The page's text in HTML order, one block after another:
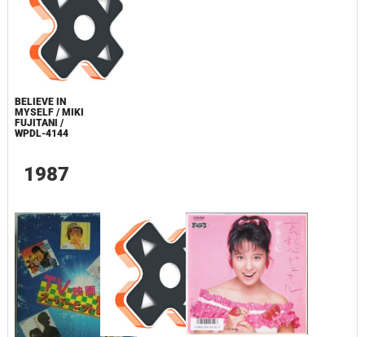
BELIEVE IN
MYSELF / MIKI
FUJITANI /
WPDL-4144
1987